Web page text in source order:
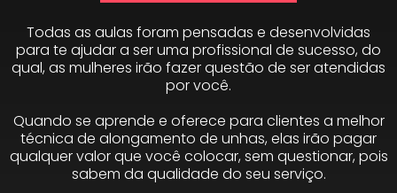
Todas as aulas foram pensadas e desenvolvidas
para te ajudar a ser uma profissional de sucesso, do
qual, as mulheres irão fazer questão de ser atendidas
por você.
Quando se aprende e oferece para clientes a melhor
técnica de alongamento de unhas, elas irão pagar
qualquer valor que você colocar, sem questionar, pois
sabem da qualidade do seu serviço.